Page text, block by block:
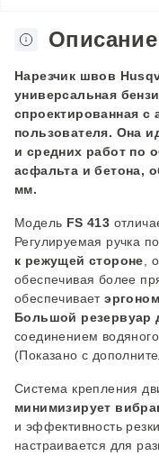
Описание
Нарезчик швов
универсальная
спроектированная с
пользователя. Она
и средних работ по
асфальта и бетона,
мм.
Модель FS 413
Регулируемая ручка
к режущей стороне ,
обеспечивая более
обеспечивает
Большой резервуар
соединением
(Показано с
Система крепления
минимизирует
и эффективность
настраивается для